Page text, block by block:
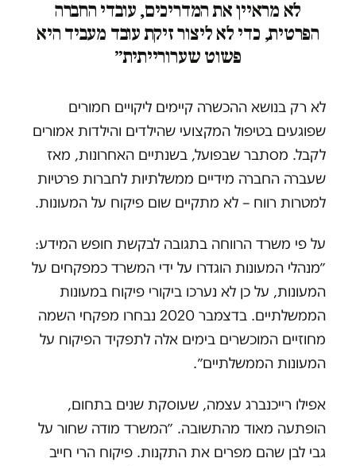
לא מראיין את המדריכים, עובדי החברה
הפרטית, כדי לא ליצור זיקת עובד מעביד היא
פשוט שערורייתית״
לא רק בנושא ההכשרה קיימים ליקויים חמורים
שפוגעים בטיפול המקצועי שהילדים והילדות אמורים
לקבל. מסתבר שבפועל, בשנתיים האחרונות, מאז
שעברה החברה מידיים ממשלתיות לחברות פרטיות
למטרות רווח – לא מתקיים שום פיקוח על המעונות.
על פי משרד הרווחה בתגובה לבקשת חופש המידע:
״מנהלי המעונות הוגדרו על ידי המשרד כמפקחים על
המעונות, על כן לא נערכו ביקורי פיקוח במעונות
הממשלתיים. בדצמבר 2020 נבחרו מפקחי השמה
מחוזיים המוכשרים בימים אלה לתפקיד הפיקוח על
המעונות הממשלתיים״.
אפילו רייכנברג עצמה, שעוסקת שנים בתחום,
הופתעה מאוד מהתשובה. ״המשרד מודה שחור על
גבי לבן שהם מפרים את התקנות. פיקוח הרי חייב